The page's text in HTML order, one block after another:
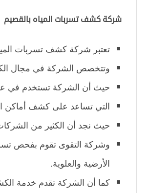
شركة كشف تسربات المياه بالقصيم
تعتبر شركة كشف تسربات
وتتخصص الشركة في مجال
حيث أن الشركة تستخدم في
التي تساعد على كشف أماكن
حيث نجد أن الكثير من
وشركة التقوى تقوم بفحص
الأرضية والعلوية.
كما أن الشركة تقدم خدمة